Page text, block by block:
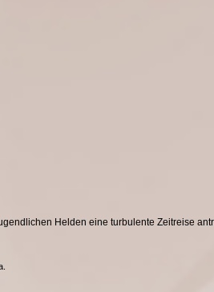
Helden eine turbulente Zeitreise